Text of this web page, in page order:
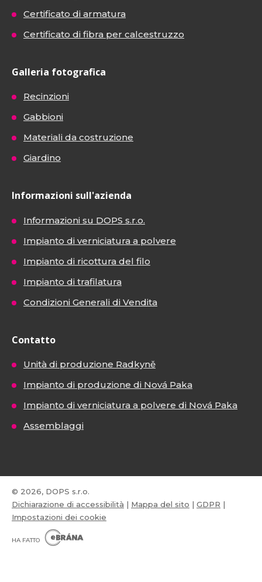
Certificato di armatura
Certificato di fibra per calcestruzzo
Galleria fotografica
Recinzioni
Gabbioni
Materiali da costruzione
Giardino
Informazioni sull'azienda
Informazioni su DOPS s.r.o.
Impianto di verniciatura a polvere
Impianto di ricottura del filo
Impianto di trafilatura
Condizioni Generali di Vendita
Contatto
Unità di produzione Radkyně
Impianto di produzione di Nová Paka
Impianto di verniciatura a polvere di Nová Paka
Assemblaggi
© 2026, DOPS s.r.o.
Dichiarazione di accessibilità | Mappa del sito | GDPR |
Impostazioni dei cookie
HA FATTO
B